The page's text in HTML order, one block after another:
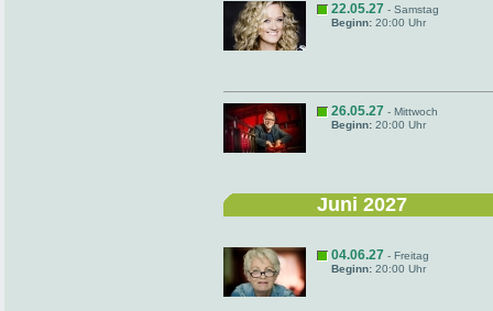
22.05.27 - Samstag
Beginn: 20:00 Uhr
26.05.27 - Mittwoch
Beginn: 20:00 Uhr
Juni 2027
04.06.27 - Freitag
Beginn: 20:00 Uhr